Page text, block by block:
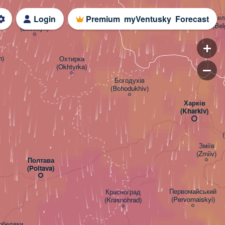
Login Premium myVentusky Forecast
Харків
(Kharkiv)
Полтава
(Poltava)
Охтирка
(Okhtyrka)
Красноград
(Krasnohrad)
Лебедин
(Lebedyn)
Первомайський
(Pervomaiskyi)
Богодухів
(Bohodukhiv)
Зміїв
(Zmiiv)